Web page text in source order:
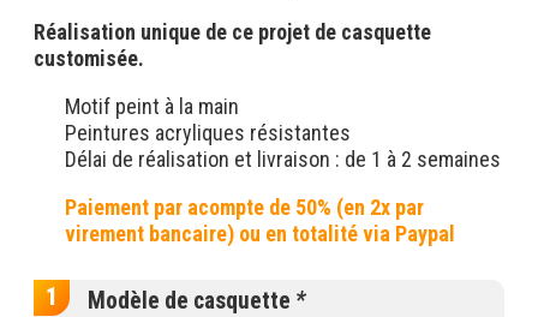
Réalisation unique de ce projet de casquette
customisée.
Motif peint à la main
Peintures acryliques résistantes
Délai de réalisation et livraison : de 1 à 2 semaines
Modèle de casquette *